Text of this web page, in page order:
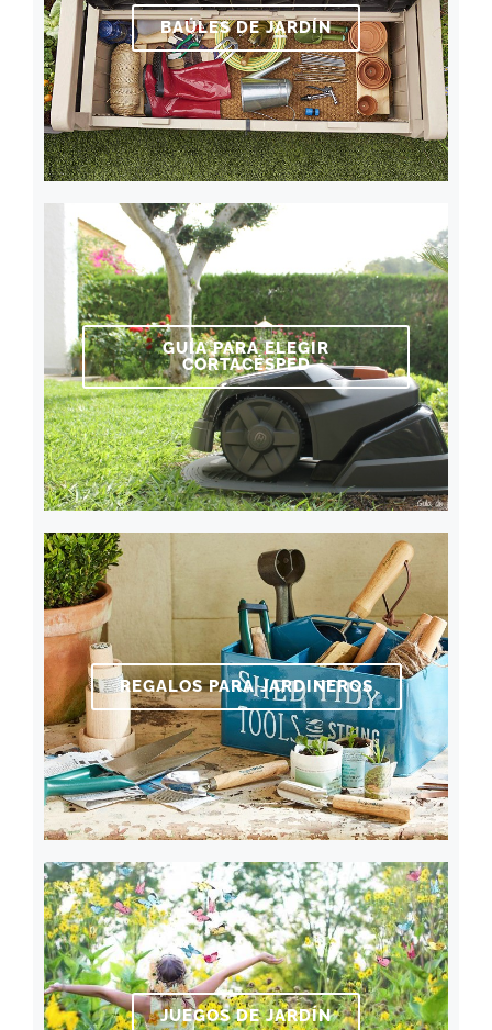
BAÚLES DE JARDÍN
GUÍA PARA ELEGIR
CORTACÉSPED
REGALOS PARA JARDINEROS
JUEGOS DE JARDÍN